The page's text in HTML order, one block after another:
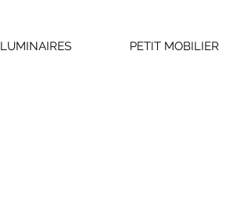
LUMINAIRES PETIT MOBILIER